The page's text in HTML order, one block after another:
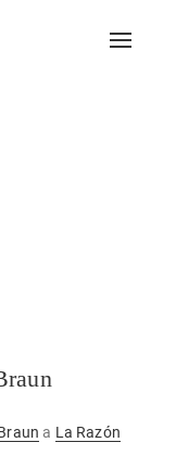
a La Razón